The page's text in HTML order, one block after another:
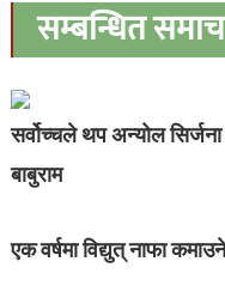
सम्बन्धित
सर्वोच्चले थप अन्योल सिर्जना
बाबुराम
एक वर्षमा विद्युत् नाफा